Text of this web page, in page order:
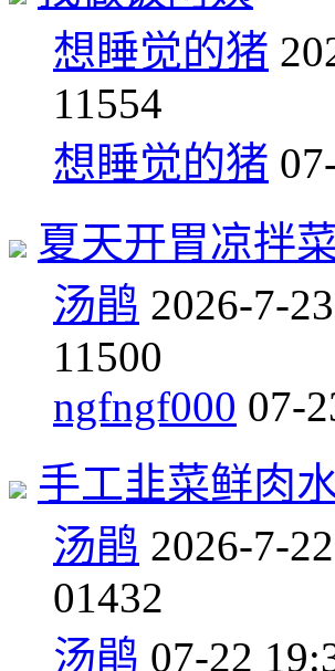
想睡觉的猪
11554
想睡觉的猪
夏天开胃凉拌
汤鹃 2026-7-23
11500
ngfngf000 07-
手工韭菜鲜肉
汤鹃 2026-7-22
01432
汤鹃 07-22